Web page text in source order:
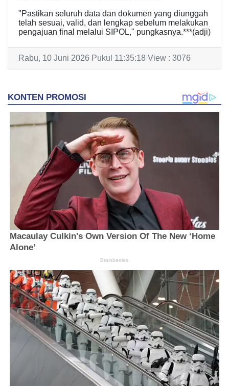
​"Pastikan seluruh data dan dokumen yang diunggah
telah sesuai, valid, dan lengkap sebelum melakukan
pengajuan final melalui SIPOL," pungkasnya.***(adji)
Rabu, 10 Juni 2026 Pukul 11:35:18 View : 3076